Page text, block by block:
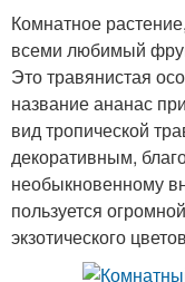
Комнатное
всеми любимый
Это травянистая
название ананас
вид тропической
декоративным,
необыкновенному
пользуется
экзотического